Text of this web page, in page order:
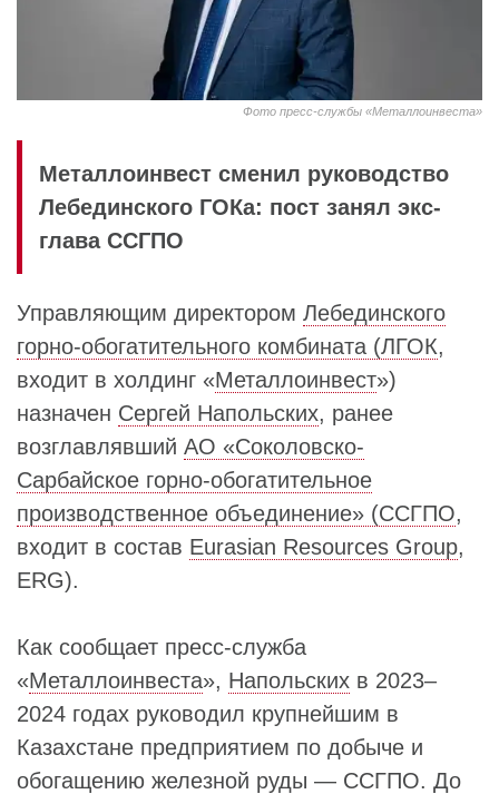
Фото пресс-службы «Металлоинвеста»
Металлоинвест сменил руководство
Лебединского ГОКа: пост занял экс-
глава ССГПО
Управляющим директором Лебединского
горно-обогатительного комбината (ЛГОК,
входит в холдинг «Металлоинвест»)
назначен Сергей Напольских, ранее
возглавлявший АО «Соколовско-
Сарбайское горно-обогатительное
производственное объединение» (ССГПО,
входит в состав Eurasian Resources Group,
ERG).
Как сообщает пресс-служба
«Металлоинвеста», Напольских в 2023–
2024 годах руководил крупнейшим в
Казахстане предприятием по добыче и
обогащению железной руды — ССГПО. До